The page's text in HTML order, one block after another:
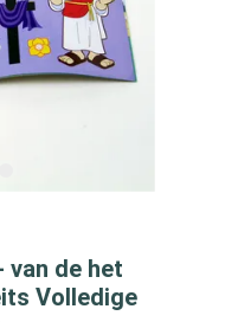
van de het
Volledige